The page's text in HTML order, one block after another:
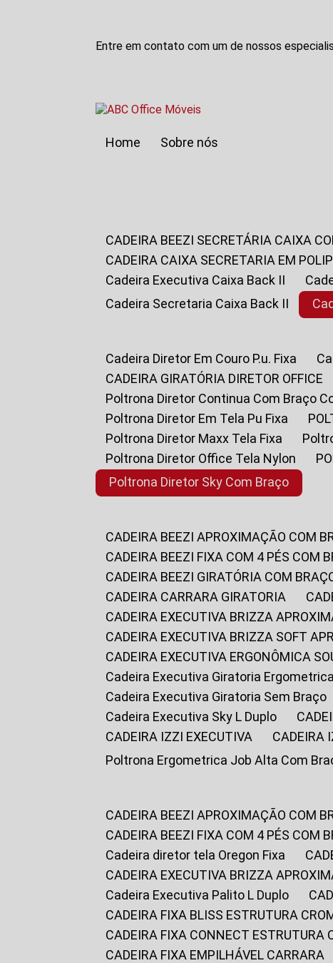
Entre em contato com um de nossos
Home
Sobre nós
CADEIRA BEEZI SECRETÁRIA CAIXA
CADEIRA CAIXA SECRETARIA EM
Cadeira Executiva Caixa Back II
Cadeira Secretaria Caixa Back II
Cadeira Diretor Em Couro P.u. Fixa
CADEIRA GIRATÓRIA DIRETOR OFFICE
Poltrona Diretor Continua Com Braço
Poltrona Diretor Em Tela Pu Fixa
Poltrona Diretor Maxx Tela Fixa
Poltrona Diretor Office Tela Nylon
Poltrona Diretor Sky Com Braço
CADEIRA BEEZI APROXIMAÇÃO COM
CADEIRA BEEZI FIXA COM 4 PÉS COM
CADEIRA BEEZI GIRATÓRIA COM
CADEIRA CARRARA GIRATORIA
CADEIRA EXECUTIVA BRIZZA
CADEIRA EXECUTIVA BRIZZA SOFT
CADEIRA EXECUTIVA ERGONÔMICA
Cadeira Executiva Giratoria
Cadeira Executiva Giratoria Sem Braço
Cadeira Executiva Sky L Duplo
CADEIRA IZZI EXECUTIVA
Poltrona Ergometrica Job Alta Com
CADEIRA BEEZI APROXIMAÇÃO COM
CADEIRA BEEZI FIXA COM 4 PÉS COM
Cadeira diretor tela Oregon Fixa
CADEIRA EXECUTIVA BRIZZA
Cadeira Executiva Palito L Duplo
CADEIRA FIXA BLISS ESTRUTURA
CADEIRA FIXA CONNECT ESTRUTURA
CADEIRA FIXA EMPILHÁVEL CARRARA